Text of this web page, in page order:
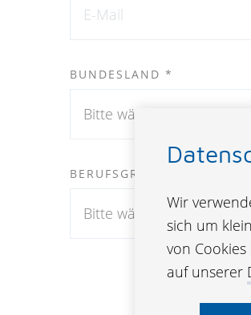
BUNDESLAND *
BERUFSGRUPPE *
Wir
sich um
von
auf unserer